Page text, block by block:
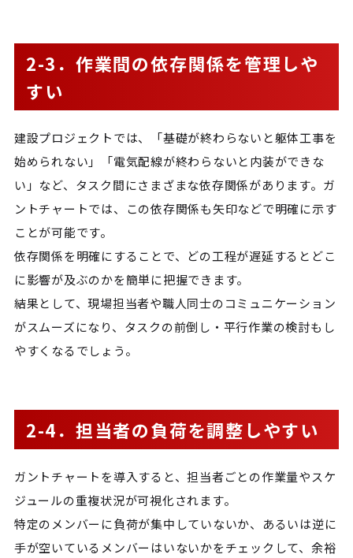
2-3．作業間の依存関係を管理しや
すい
建設プロジェクトでは、「基礎が終わらないと躯体工事を
始められない」「電気配線が終わらないと内装ができな
い」など、タスク間にさまざまな依存関係があります。ガ
ントチャートでは、この依存関係も矢印などで明確に示す
ことが可能です。
依存関係を明確にすることで、どの工程が遅延するとどこ
に影響が及ぶのかを簡単に把握できます。
結果として、現場担当者や職人同士のコミュニケーション
がスムーズになり、タスクの前倒し・平行作業の検討もし
やすくなるでしょう。
2-4．担当者の負荷を調整しやすい
ガントチャートを導入すると、担当者ごとの作業量やスケ
ジュールの重複状況が可視化されます。
特定のメンバーに負荷が集中していないか、あるいは逆に
手が空いているメンバーはいないかをチェックして、余裕